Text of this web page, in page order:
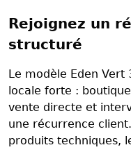
Rejoignez un
structuré
Le modèle Eden
locale forte :
vente directe et
une récurrence
produits techniques,